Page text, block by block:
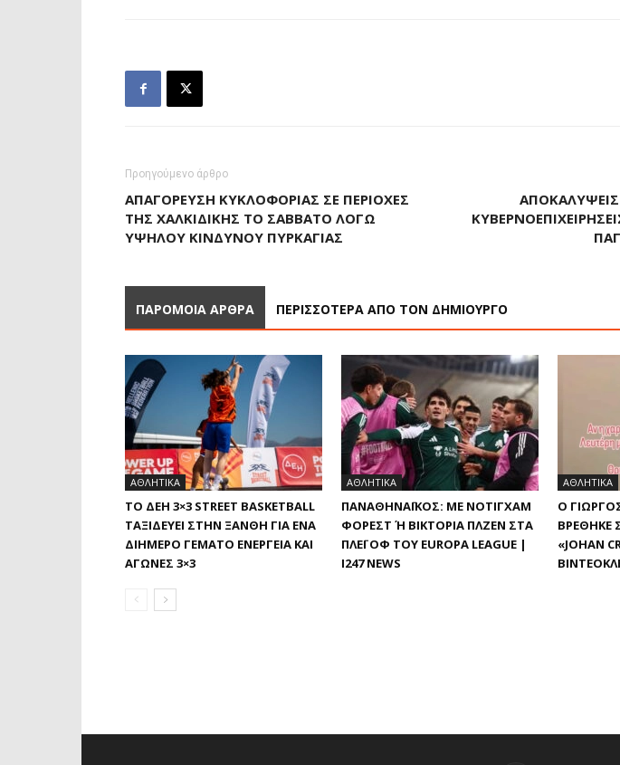
Προηγούμενο άρθρο
ΑΠΑΓΌΡΕΥΣΗ ΚΥΚΛΟΦΟΡΊΑΣ ΣΕ ΠΕΡΙΟΧΈΣ
ΤΗΣ ΧΑΛΚΙΔΙΚΉΣ ΤΟ ΣΆΒΒΑΤΟ ΛΌΓΩ
ΥΨΗΛΟΎ ΚΙΝΔΎΝΟΥ ΠΥΡΚΑΓΙΆΣ
ΑΠΟΚΑΛΎΨΕΙΣ
ΠΑΡΟΜΟΙΑ ΑΡΘΡΑ ΠΕΡΙΣΣΟΤΕΡΑ ΑΠΟ ΤΟΝ ΔΗΜΙΟΥΡΓΟ
ΑΘΛΗΤΙΚΑ
ΤΟ ΔΕΗ 3×3 STREET BASKETBALL
ΤΑΞΙΔΕΎΕΙ ΣΤΗΝ ΞΆΝΘΗ ΓΙΑ ΈΝΑ
ΔΙΉΜΕΡΟ ΓΕΜΆΤΟ ΕΝΈΡΓΕΙΑ ΚΑΙ
ΑΓΏΝΕΣ 3×3
ΑΘΛΗΤΙΚΑ
ΠΑΝΑΘΗΝΑΪΚΌΣ: ΜΕ ΝΌΤΙΓΧΑΜ
ΦΌΡΕΣΤ Ή ΒΙΚΤΌΡΙΑ ΠΛΖΕΝ ΣΤΑ Π
ΛΈΙ ΟΦ ΤΟΥ EUROPA LEAGUE |
I247 NEWS
ΑΘΛΗΤΙΚΑ
Ο
ΒΡΈΘΗΚΕ
«JOHAN